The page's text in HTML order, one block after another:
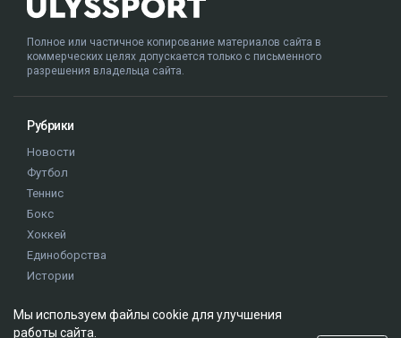
Полное или частичное копирование материалов сайта в
коммерческих целях допускается только с письменного
разрешения владельца сайта.
Рубрики
Новости
Футбол
Теннис
Бокс
Хоккей
Единоборства
Истории
Мы используем файлы cookie для улучшения
работы сайта.